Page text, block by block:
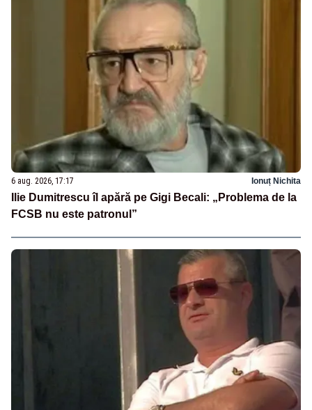
6 aug. 2026, 17:17 Ionuț Nichita
Ilie Dumitrescu îl apără pe Gigi Becali: „Problema de la
FCSB nu este patronul”